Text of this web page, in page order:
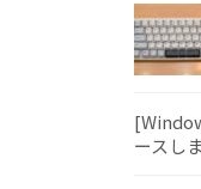
ースし